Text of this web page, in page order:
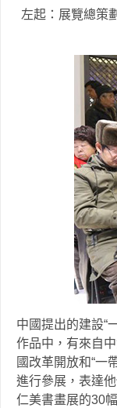
左起：展覽總策
中國提出的建設“
作品中，有來自
國改革開放和“一
進行參展，表達
仁美書畫展的30